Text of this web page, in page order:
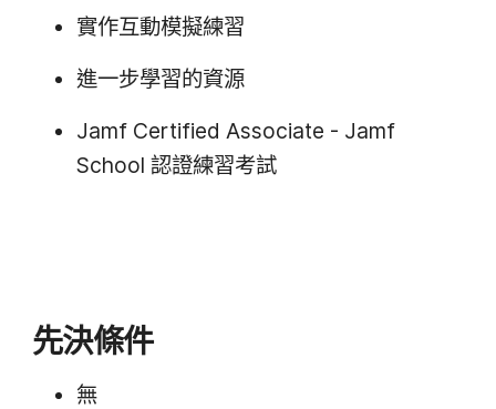
實作​互動模擬​練習
進一步​學習​的​資源
Jamf Certified Associate - Jamf
School 認證練習​考試
先決​條​件
無